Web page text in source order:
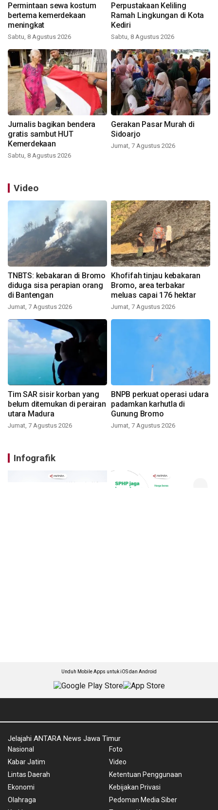
Permintaan sewa kostum
bertema kemerdekaan
meningkat
Sabtu, 8 Agustus 2026
Perpustakaan Keliling
Ramah Lingkungan di Kota
Kediri
Sabtu, 8 Agustus 2026
Jurnalis bagikan bendera
gratis sambut HUT
Kemerdekaan
Sabtu, 8 Agustus 2026
Gerakan Pasar Murah di
Sidoarjo
Jumat, 7 Agustus 2026
Video
TNBTS: kebakaran di Bromo
diduga sisa perapian orang
di Bantengan
Jumat, 7 Agustus 2026
Khofifah tinjau kebakaran
Bromo, area terbakar
meluas capai 176 hektar
Jumat, 7 Agustus 2026
Tim SAR sisir korban yang
belum ditemukan di perairan
utara Madura
Jumat, 7 Agustus 2026
BNPB perkuat operasi udara
padamkan karhutla di
Gunung Bromo
Jumat, 7 Agustus 2026
Infografik
Unduh Mobile Apps untuk iOS dan Android
Jelajahi ANTARA News Jawa Timur
Nasional
Kabar Jatim
Lintas Daerah
Ekonomi
Olahraga
Foto
Video
Ketentuan Penggunaan
Kebijakan Privasi
Pedoman Media Siber